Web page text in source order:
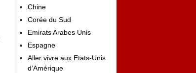
Chine
Corée du Sud
Emirats Arabes Unis
Espagne
Aller vivre aux Etats-Unis
d’Amérique